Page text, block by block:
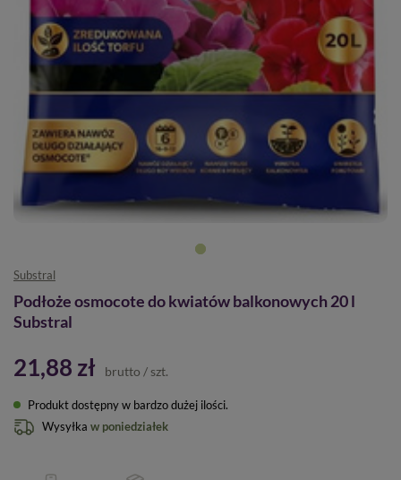
Substral
Podłoże osmocote do kwiatów balkonowych 20 l
Substral
21,88 zł brutto / szt.
Produkt dostępny w bardzo dużej ilości
Wysyłka w poniedziałek